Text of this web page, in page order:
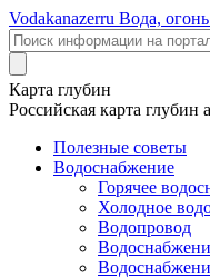
Vodakanazerru Вода,
Карта глубин
Российская карта глубин
Полезные советы
Водоснабжение
Горячее
Холодное
Водопровод